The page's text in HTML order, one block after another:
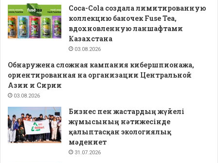
Coca-Cola создала лимитированную
коллекцию баночек Fuse Tea,
вдохновленную ланшафтами
Казахстана
03.08.2026
Обнаружена сложная кампания кибершпионажа,
ориентированная на организации Центральной
Азии и Сирии
03.08.2026
Бизнес пен жастардың жүйелі
жұмысының нәтижесінде
қалыптасқан экологиялық
мәдениет
31.07.2026